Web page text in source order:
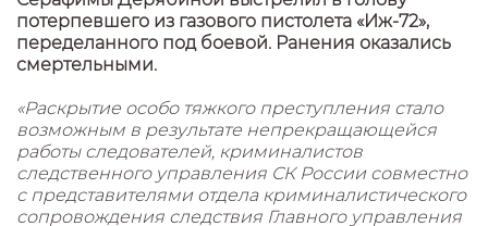
потерпевшего из газового пистолета «Иж-72»,
переделанного под боевой. Ранения оказались
смертельными.
«Раскрытие особо тяжкого преступления стало
возможным в результате непрекращающейся
работы следователей, криминалистов
следственного управления СК России совместно
с представителями отдела криминалистического
сопровождения следствия Главного управления